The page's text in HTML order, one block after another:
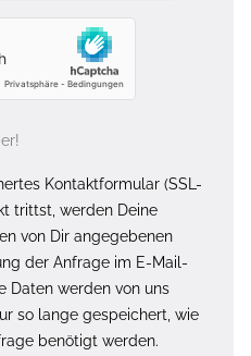
Kontaktformular (SSL-
trittst, werden Deine
von Dir angegebenen
der Anfrage im E-Mail-
Daten werden von uns
so lange gespeichert, wie
benötigt werden.